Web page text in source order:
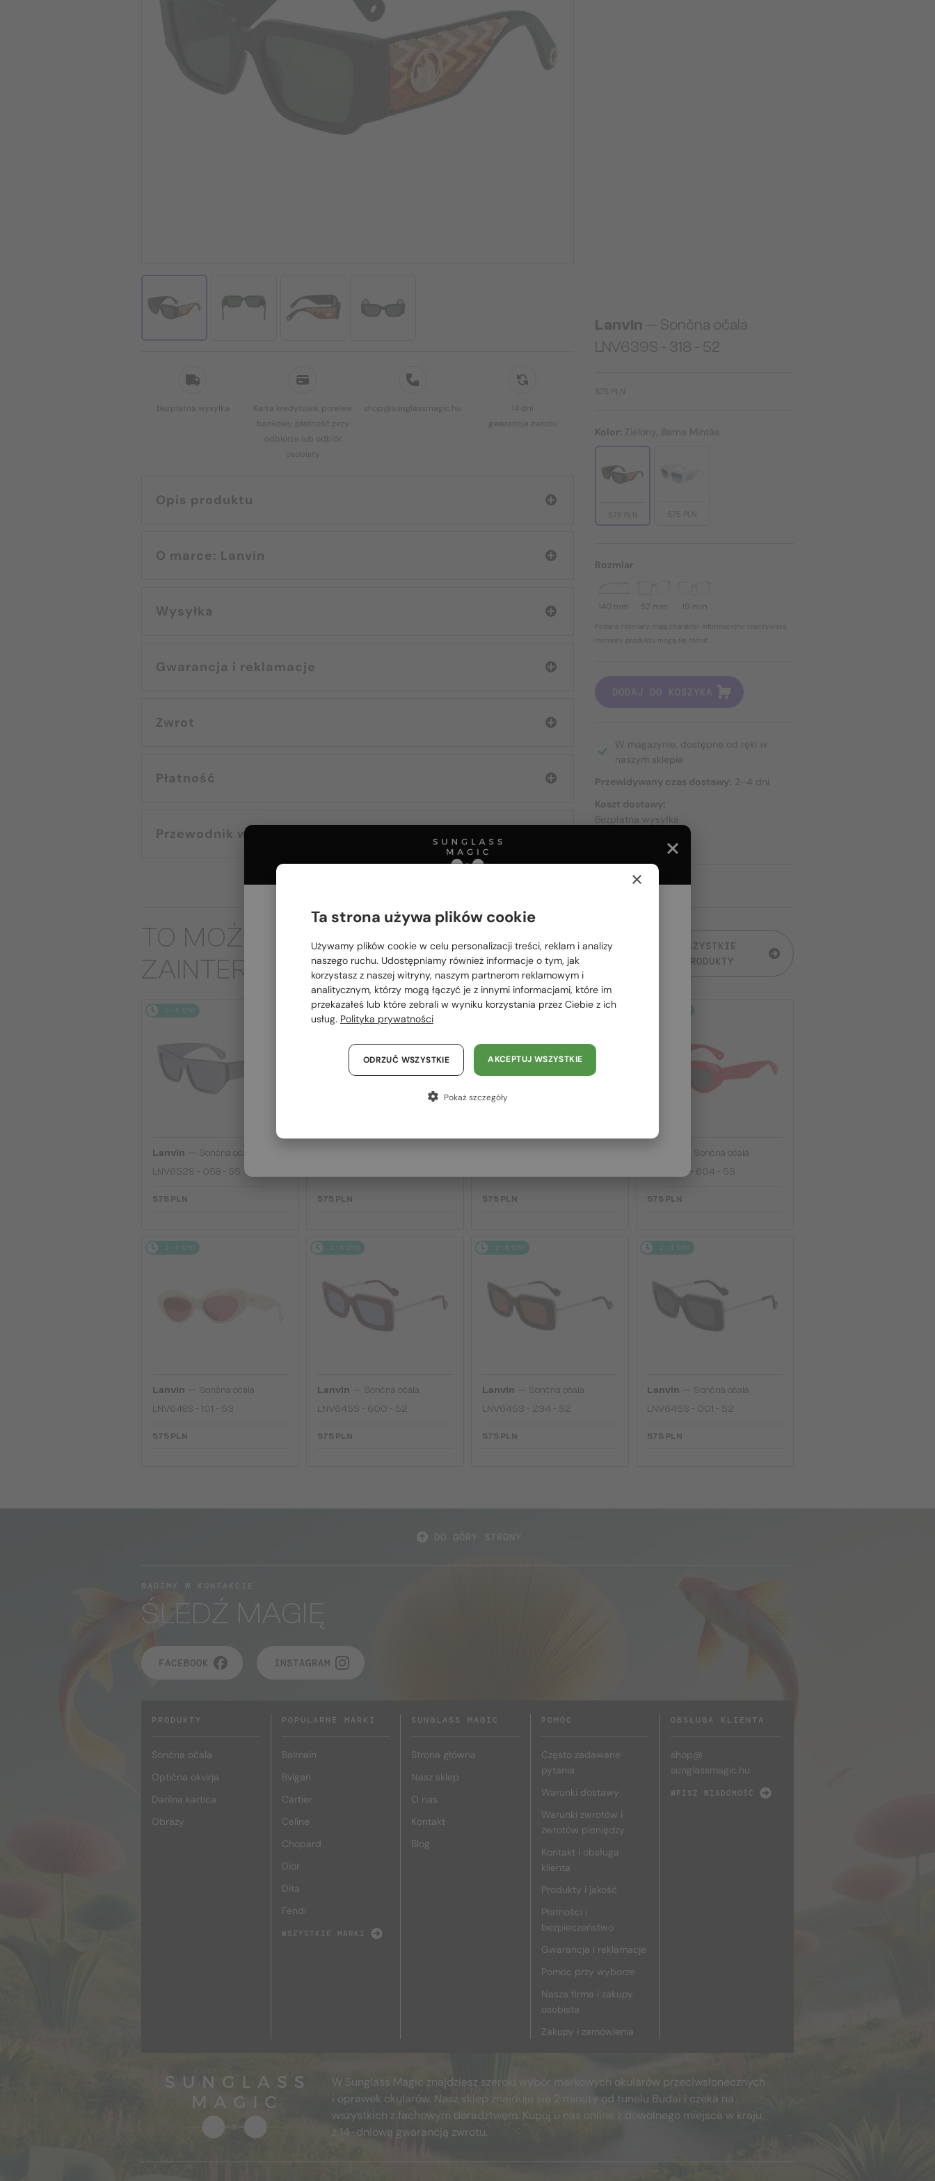
Bezpłatna wysyłka
Karta kredytowa, przelew
bankowy, płatność przy
odbiorze lub odbiór
osobisty
shop@sunglassmagic.hu
14 dni
gwarancja zwrotu
Opis produktu
O marce: Lanvin
Wysyłka
Gwarancja i reklamacje
Zwrot
Płatność
Przewodnik wyborczy
Lanvin — Sončna očala
LNV639S - 318 - 52
575 PLN
Kolor: Zielony, Barna Mintás
575 PLN 575 PLN
Rozmiar
140 mm 52 mm 19 mm
Podane rozmiary mają charakter informacyjny, rzeczywiste
rozmiary produktu mogą się różnić.
DODAJ DO KOSZYKA
W magazynie, dostępne od ręki w
naszym sklepie
Przewidywany czas dostawy: 2–4 dni
Koszt dostawy:
Bezpłatna wysyłka
TO MOŻE CIĘ RÓWNIEŻ
ZAINTERESOWAĆ
WSZYSTKIE
PRODUKTY
2-4 DNI
Lanvin
Sončna očala
LNV652S - 058 - 55
575 PLN
2-4 DNI
575 PLN
2-4 DNI
575 PLN
Sončna očala
LNV648S - 604 - 53
575 PLN
2-4 DNI
Lanvin
Sončna očala
LNV648S - 101 - 53
575 PLN
2-4 DNI
Lanvin
Sončna očala
LNV645S - 600 - 52
575 PLN
2-4 DNI
Lanvin
Sončna očala
LNV645S - 234 - 52
575 PLN
2-4 DNI
Lanvin
Sončna očala
LNV645S - 001 - 52
575 PLN
BĄDŹMY W KONTAKCIE
ŚLEDŹ MAGIĘ
FACEBOOK INSTAGRAM
PRODUKTY
Sončna očala
Optična okvirja
Darilna kartica
Obrazy
POPULARNE MARKI
Balmain
Bvlgari
Cartier
Celine
Chopard
Dior
Dita
Fendi
WSZYSTKIE MARKI
SUNGLASS MAGIC
Strona główna
Nasz sklep
O nas
Kontakt
Blog
POMOC
Często zadawane
pytania
Warunki dostawy
Warunki zwrotów i
zwrotów pieniędzy
Kontakt i obsługa
klienta
Produkty i jakość
Płatności i
bezpieczeństwo
Gwarancja i reklamacje
Pomoc przy wyborze
Nasza firma i zakupy
osobiste
Zakupy i zamówienia
OBSŁUGA KLIENTA
shop@
sunglassmagic.hu
WPISZ WIADOMOŚĆ
W Sunglass Magic znajdziesz szeroki wybór markowych okularów przeciwsłonecznych
i oprawek okularów. Nasz sklep znajduje się 2 minuty od tunelu Budai i czeka na
wszystkich z fachowym doradztwem. Kupuj u nas online z dowolnego miejsca w kraju,
z 14-dniową gwarancją zwrotu.
Proszę wybierz z listy odpowiedni dla Ciebie kraj:
Polska / PL
România / RO
Magyarország / HU
Austria / AT
Francja / FR
×
Ta strona używa plików cookie
Używamy plików cookie w celu personalizacji treści, reklam i analizy
naszego ruchu. Udostępniamy również informacje o tym, jak
korzystasz z naszej witryny, naszym partnerom reklamowym i
analitycznym, którzy mogą łączyć je z innymi informacjami, które im
przekazałeś lub które zebrali w wyniku korzystania przez Ciebie z ich
usług. Polityka prywatności
AKCEPTUJ WSZYSTKIE
ODRZUĆ WSZYSTKIE
Pokaż szczegóły